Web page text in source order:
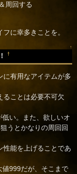
周回する
に幸多きことを。
↑
†
に有用なアイテムが多
ることは必要不可欠
い。また、欲しいオ
うとかなりの周回回
性能を上げることであ
値999だが、そこまで